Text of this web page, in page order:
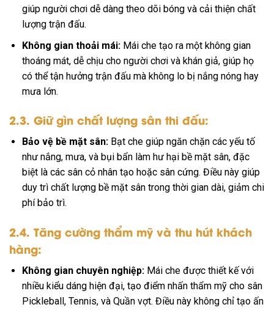
giúp người chơi dễ dàng theo dõi bóng và cải thiện chất
lượng trận đấu.
Không gian thoải mái:Mái che tạo ra một không gian
thoáng mát, dễ chịu cho người chơi và khán giả, giúp họ
có thể tận hưởng trận đấu mà không lo bị nắng nóng hay
mưa lớn.
2.3. Giữ gìn chất lượng sân thi đấu:
Bảo vệ bề mặt sân:Bạt che giúp ngăn chặn các yếu tố
như nắng, mưa, và bụi bẩn làm hư hại bề mặt sân, đặc
biệt là các sân cỏ nhân tạo hoặc sân cứng. Điều này giúp
duy trì chất lượng bề mặt sân trong thời gian dài, giảm chi
phí bảo trì.
2.4. Tăng cường thẩm mỹ và thu hút khách
hàng:
Không gian chuyên nghiệp:Mái che được thiết kế với
nhiều kiểu dáng hiện đại, tạo điểm nhấn thẩm mỹ cho sân
Pickleball, Tennis, và Quần vợt. Điều này không chỉ tạo ấn